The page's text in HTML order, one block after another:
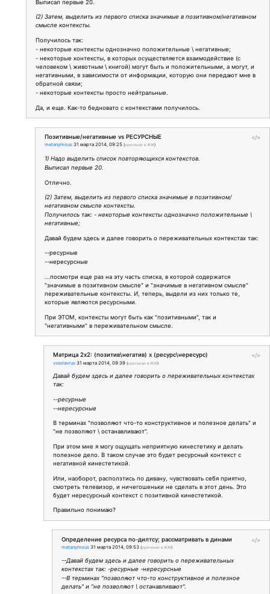
Выписал первые 20.
(2) Затем, выделить из первого списка значимые в позитивном/негативном
смысле контексты.
Получилось так:
- некоторые контексты однозначно положительные \ негативные;
- некоторые контексты, в которых осуществляется взаимодействие (с
человеком \ животным \ книгой) могут быть и положительными, а могут, и
негативными, в зависимости от информации, которую они передают мне в
обратной связи;
- некоторые контексты просто нейтральные.
Да, и еще. Как-то бедновато с контекстами получилось.
</>
Позитивные/негативные vs РЕСУРСНЫЕ
metanymous 31 марта 2014, 09:25 (оригинал в ЖЖ)
1) Надо выделить список повторяющихся контекстов.
Выписал первые 20.
Отлично.
(2) Затем, выделить из первого списка значимые в позитивном/
негативном смысле контексты.
Получилось так: - некоторые контексты однозначно положительные \
негативные;
Давай будем здесь и далее говорить о переживательных контекстах так:
--ресурные
--нересурсные
...посмотри еще раз на эту часть списка, в которой содержатся
"значимые в позитивном смысле" и "значимые в негативном смысле"
переживательные контексты. И, теперь, выдели из них только те,
которые являются ресурсными.
При ЭТОМ, контексты могут быть как "позитивными", так и
"негативными" в переживательном смысле.
</>
Матрица 2х2: (позитив\негатив) х (ресурс\нересурс)
vseslavrus 31 марта 2014, 09:39 (оригинал в ЖЖ)
Давай будем здесь и далее говорить о переживательных контекстах
так:
--ресурные
--нересурсные
В терминах "позволяют что-то конструктивное и полезное делать" и
"не позволяют \ останавливают".
При этом мне я могу ощущать неприятную кинестетику и делать
полезное дело. В таком случае это будет ресурсный контекст с
негативной кинестетикой.
Или, наоборот, расползтись по дивану, чувствовать себя приятно,
смотреть телевизор, и ничегошеньки не сделать в этот день. Это
будет нересурсный контекст с позитивной кинестетикой.
Правильно понимаю?
</>
Определение ресурса по-дилтсу; рассматривать в динами
metanymous 31 марта 2014, 09:53 (оригинал в ЖЖ)
--Давай будем здесь и далее говорить о переживательных
контекстах так: -ресурные -нересурсные
--В терминах "позволяют что-то конструктивное и полезное
делать" и "не позволяют \ останавливают".